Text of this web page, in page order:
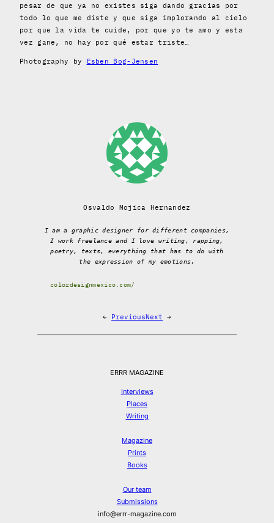
pesar de que ya no existes siga dando gracias por
todo lo que me diste y que siga implorando al cielo
por que la vida te cuide, por que yo te amo y esta
vez gane, no hay por qué estar triste…
Photography by Esben Bog-Jensen
Osvaldo Mojica Hernandez
I am a graphic designer for different companies,
I work freelance and I love writing, rapping,
poetry, texts, everything that has to do with
the expression of my emotions.
colordesignmexico.com/
← PreviousNext →
ERRR MAGAZINE
Interviews
Places
Writing
Magazine
Prints
Books
Our team
Submissions
info@errr-magazine.com